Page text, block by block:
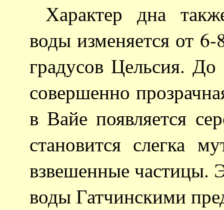
Характер дна
воды изменяется от
градусов Цельсия.
совершенно
в Вайе появляется
становится слегка
взвешенные частицы.
воды Гатчинскими